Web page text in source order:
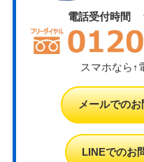
電話受付時間
スマホなら↑
メールでの
LINEでのお